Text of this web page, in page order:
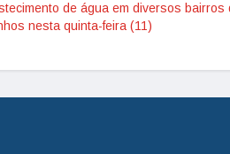
de água em diversos bairros
nesta quinta-feira (11)